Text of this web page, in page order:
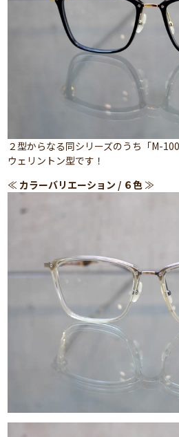
２型からなる同シリーズのうち「M-
ウェリントン型です！
≪ カラーバリエーション / ６色 ≫